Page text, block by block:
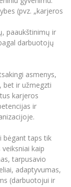
(pvz. „karjeros
paaukštinimų ir
darbuotojų
asmenys,
bet ir užmegzti
karjeros
ir
bėgant taps tik
kaip
tarpusavio
adaptyvumas,
(darbuotojui ir